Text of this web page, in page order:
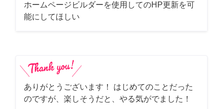
ホームページビルダーを使用してのHP更新を可
能にしてほしい
ありがとうございます！ はじめてのことだった
のですが、楽しそうだと、やる気がでました！